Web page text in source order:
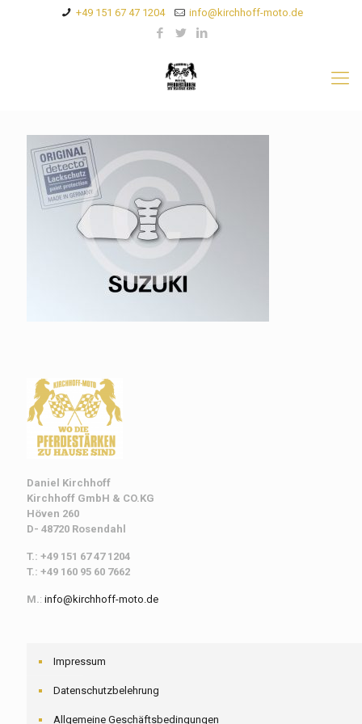
+49 151 67 47 1204 info@kirchhoff-moto.de
Daniel Kirchhoff
Kirchhoff GmbH & CO.KG
Höven 260
D- 48720 Rosendahl
T.: +49 151 67 47 1204
T.: +49 160 95 60 7662
M.: info@kirchhoff-moto.de
Impressum
Datenschutzbelehrung
Allgemeine Geschäftsbedingungen